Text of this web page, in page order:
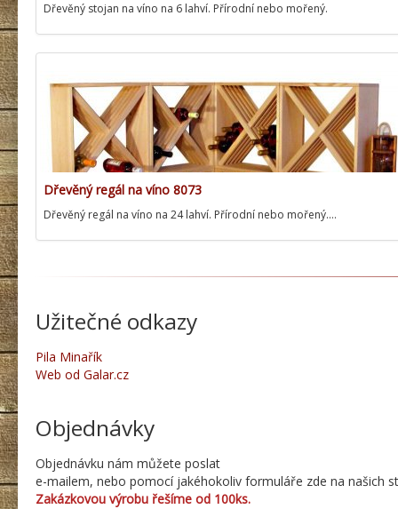
Dřevěný stojan na víno na 6 lahví. Přírodní nebo mořený.
Dřevěný regál na víno 8073
Dřevěný regál na víno na 24 lahví. Přírodní nebo mořený.…
Užitečné odkazy
Pila Minařík
Web od Galar.cz
Objednávky
Objednávku nám můžete poslat
e-mailem, nebo pomocí jakéhokoliv formuláře zde na našich
Zakázkovou výrobu řešíme od 100ks.